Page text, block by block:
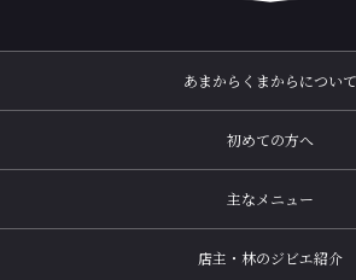
あまからくまからについて
初めての方へ
主なメニュー
店主・林のジビエ紹介